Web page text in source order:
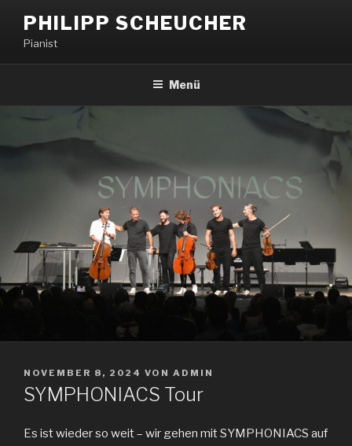
PHILIPP SCHEUCHER
Pianist
Menü
NOVEMBER 8, 2024 VON ADMIN
SYMPHONIACS Tour
Es ist wieder so weit – wir gehen mit SYMPHONIACS auf